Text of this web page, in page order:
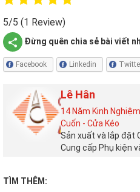
5/5 (1 Review)
Đừng quên chia sẻ bài viết
Facebook Linkedin
Lê Hân
14 Năm Kinh
Cuốn - Cửa Kéo
Sản xuất và lắp đặt
Cung cấp Phụ kiện
TÌM THÊM: